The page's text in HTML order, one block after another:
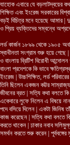
যাহোক এবারে যে বড়লাটদ্বয়ের
শিক্ষিত এবং ইংরেজ সরকারের
বড়ই বিচিত্র মনে হয়েছে আমার |
ও প্রিয় ব্যক্তিদের সম্বন্ধে
লর্ড কার্জন ১৮৯৯ থেকে ১৯০৫
স্বাধীনতা সংগ্রাম শুরু হয়ে গেছে |
ও বাংলায় ব্রিটিশ বিরোধী
বাংলা প্রদেশকে কি ভাবে
ইংরেজ | উচ্চশিক্ষিত, লর্ড
তিনি ছিলেন একজন কট্টর
জীবনের ব্রত | সত্যি কথা বলতে
একেবারে লুফে নিলেন এ বিষয়ে
পদে বসিয়ে দিলেন | একটা জিনিষ
কাজ করেছেন | সত্যি কথা বলতে কি
করতে থাকেন | ঢাকার নবাব
সমর্থন করতে শুরু করেন |